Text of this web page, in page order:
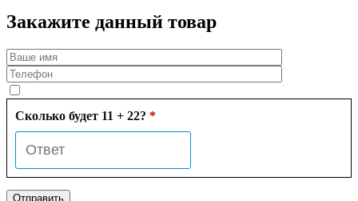
Закажите данный товар
Сколько будет 11 + 22? *